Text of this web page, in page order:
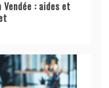
: aides et